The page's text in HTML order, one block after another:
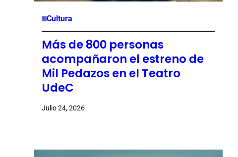
Cultura
Más de 800 personas
acompañaron el estreno de
Mil Pedazos en el Teatro
UdeC
Julio 24, 2026